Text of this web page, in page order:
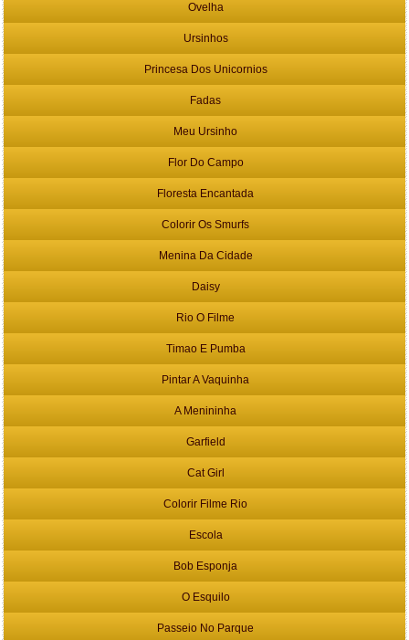
Ovelha
Ursinhos
Princesa Dos Unicornios
Fadas
Meu Ursinho
Flor Do Campo
Floresta Encantada
Colorir Os Smurfs
Menina Da Cidade
Daisy
Rio O Filme
Timao E Pumba
Pintar A Vaquinha
A Menininha
Garfield
Cat Girl
Colorir Filme Rio
Escola
Bob Esponja
O Esquilo
Passeio No Parque